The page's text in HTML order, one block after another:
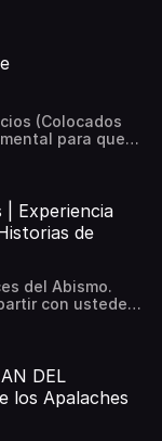
esta
relatos de
una
See
(Colocados
para que
querida
momento para
comentario y
a:
See
Experiencia
de
del Abismo.
con ustedes
por ustedes, la
comentario y
a:
See
DEL
los Apalaches